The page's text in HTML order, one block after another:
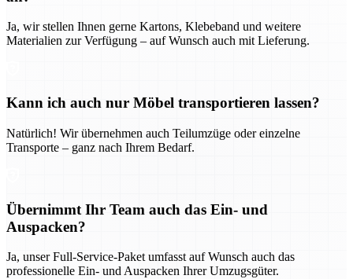
Ja, wir stellen Ihnen gerne Kartons, Klebeband und weitere
Materialien zur Verfügung – auf Wunsch auch mit Lieferung.
Kann ich auch nur Möbel transportieren lassen?
Natürlich! Wir übernehmen auch Teilumzüge oder einzelne
Transporte – ganz nach Ihrem Bedarf.
Übernimmt Ihr Team auch das Ein- und
Auspacken?
Ja, unser Full-Service-Paket umfasst auf Wunsch auch das
professionelle Ein- und Auspacken Ihrer Umzugsgüter.